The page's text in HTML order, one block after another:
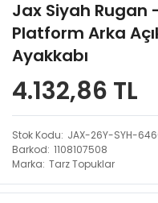
Jax Siyah
Platform Arka
Ayakkabı
4.132,86 TL
Stok Kodu JAX-26Y-SYH-
Barkod 1108107508
Marka Tarz Topuklar